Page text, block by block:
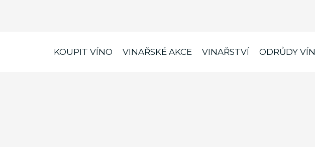
KOUPIT VÍNO VINAŘSKÉ AKCE VINAŘSTVÍ ODRŮDY VÍN